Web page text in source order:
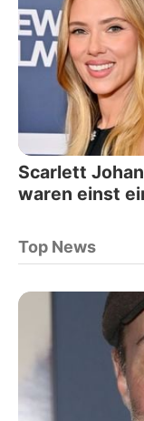
Scarlett
waren einst
Top News